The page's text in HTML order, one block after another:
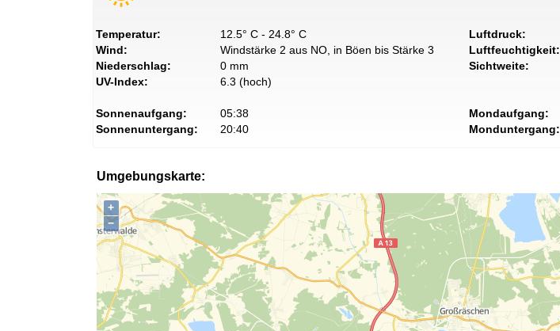
Temperatur:
12.5° C - 24.8° C
Wind:
Windstärke 2 aus NO, in Böen bis Stärke 3
Niederschlag:
0 mm
UV-Index:
6.3 (hoch)
Luftdruck:
Luftfeuchtigkeit:
Sichtweite:
Sonnenaufgang:
05:38
Sonnenuntergang:
20:40
Mondaufgang:
Monduntergang:
Umgebungskarte:
+
−